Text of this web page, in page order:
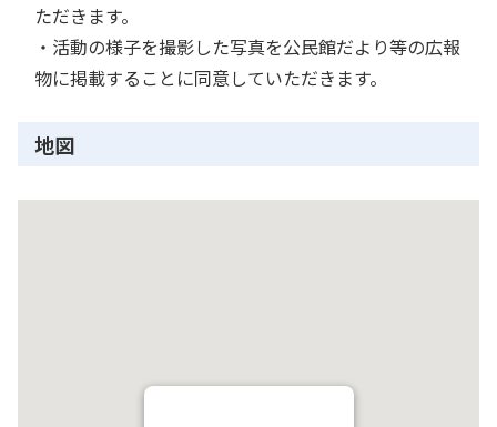
ただきます。
・活動の様子を撮影した写真を公民館だより等の広報
物に掲載することに同意していただきます。
地図